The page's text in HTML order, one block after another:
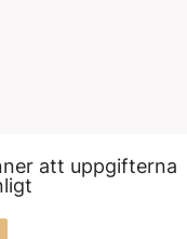
att uppgifterna